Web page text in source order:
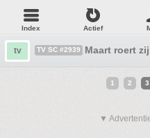
Index Actief
tv TV SC #2939 Maart roert
1 2 3
▼